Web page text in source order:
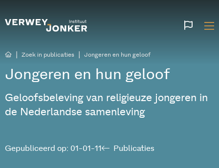
Zoek in publicaties Jongeren en hun geloof
Jongeren en hun geloof
Geloofsbeleving van religieuze jongeren in
de Nederlandse samenleving
Publicaties
Gepubliceerd op: 01-01-11